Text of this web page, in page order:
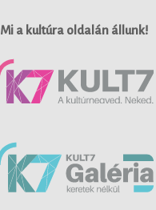
Mi a kultúra oldalán állunk!